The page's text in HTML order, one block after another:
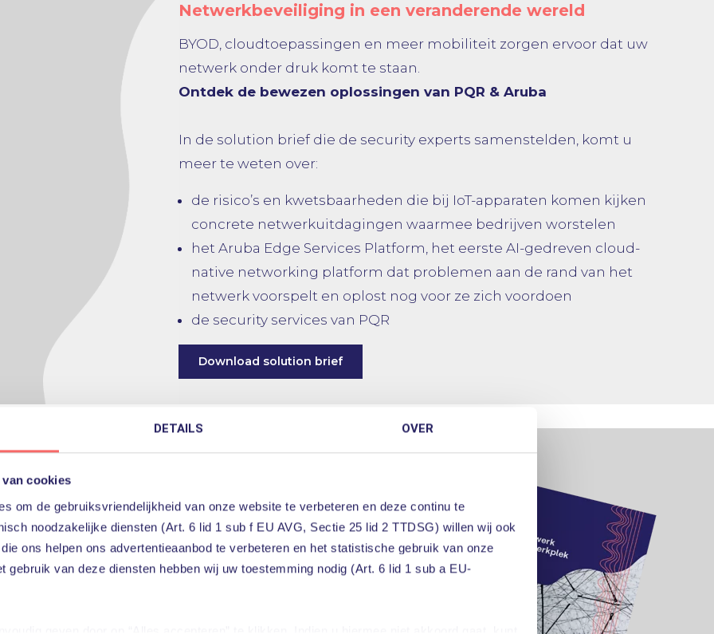
DETAILS OVER
cookies
om de gebruiksvriendelijkheid van onze website te verbeteren en deze continu te
noodzakelijke diensten (Art. 6 lid 1 sub f EU AVG, Sectie 25 lid 2 TTDSG) willen wij ook
ons helpen ons advertentieaanbod te verbeteren en het statistische gebruik van onze
gebruik van deze diensten hebben wij uw toestemming nodig (Art. 6 lid 1 sub a EU-
Netwerkbeveiliging in een veranderende wereld
BYOD, cloudtoepassingen en meer mobiliteit zorgen ervoor dat uw
netwerk onder druk komt te staan.
Ontdek de bewezen oplossingen van PQR & Aruba
In de solution brief die de security experts samenstelden, komt u
meer te weten over:
de risico’s en kwetsbaarheden die bij IoT-apparaten komen kijken
concrete netwerkuitdagingen waarmee bedrijven worstelen
het Aruba Edge Services Platform, het eerste AI-gedreven cloud-
native networking platform dat problemen aan de rand van het
netwerk voorspelt en oplost nog voor ze zich voordoen
de security services van PQR
Download solution brief
werkplek
nu tegemoet aan de
vandaag én morgen
experts van PQR,